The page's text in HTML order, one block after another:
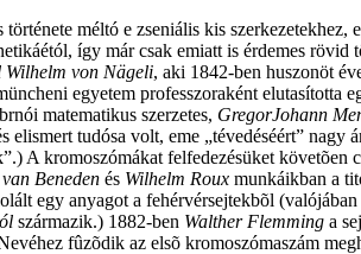
története méltó e zseniális kis
így már csak emiatt is érdemes
Wilhelm von Nägeli, aki 1842-ben huszonöt
egyetem professzoraként elutasította
matematikus szerzetes, GregorJohann
elismert tudósa volt, eme „tévedéséért” nagy
A kromoszómákat felfedezésüket
Beneden és Wilhelm Roux munkáikban a
egy anyagot a fehérvérsejtekbõl
származik.) 1882-ben Walther Flemming a
fûzõdik az elsõ kromoszómaszám